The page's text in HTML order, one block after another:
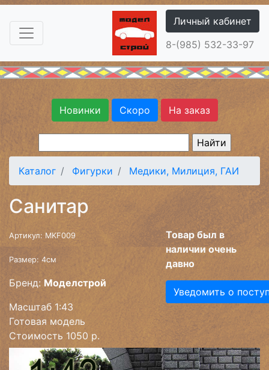
Личный кабинет
8-(985) 532-33-97
Новинки Скоро На заказ
Каталог Фигурки Медики, Милиция, ГАИ
Санитар
Артикул: MKF009
Размер: 4см
Бренд:Моделстрой
Масштаб 1:43
Готовая модель
Стоимость 1050 р.
Товар был в
наличии очень
давно
Уведомить о